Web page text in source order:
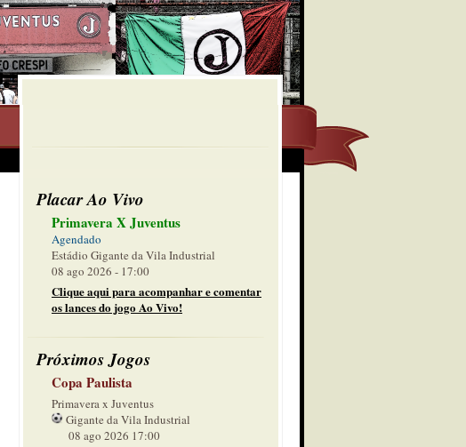
Placar Ao Vivo
Primavera X Juventus
Agendado
Estádio Gigante da Vila Industrial
08 ago 2026 - 17:00
Clique aqui para acompanhar e comentar
os lances do jogo Ao Vivo!
Próximos Jogos
Copa Paulista
Primavera x Juventus
Gigante da Vila Industrial
08 ago 2026 17:00